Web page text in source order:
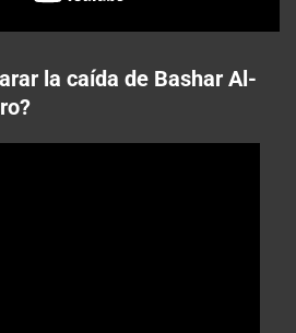
la caída de Bashar Al-